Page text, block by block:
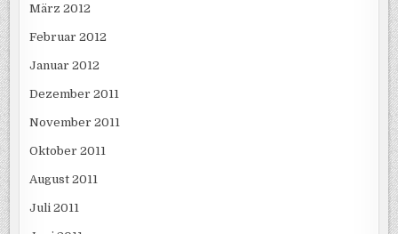
März 2012
Februar 2012
Januar 2012
Dezember 2011
November 2011
Oktober 2011
August 2011
Juli 2011